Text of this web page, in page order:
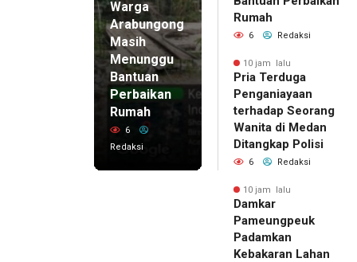
Warga
Arabungong
Masih
Menunggu
Bantuan
Perbaikan
Rumah
6
Redaksi
Rumah
6 Redaksi
10 jam lalu
Pria Terduga
Penganiayaan
terhadap Seorang
Wanita di Medan
Ditangkap Polisi
6 Redaksi
10 jam lalu
Damkar
Pameungpeuk
Padamkan
Kebakaran Lahan